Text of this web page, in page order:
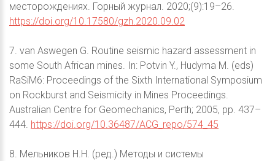
месторождениях. Горный журнал. 2020;(9):19–26.
https://doi.org/10.17580/gzh.2020.09.02
7. van Aswegen G. Routine seismic hazard assessment in
some South African mines. In: Potvin Y., Hudyma M. (eds)
RaSiM6: Proceedings of the Sixth International Symposium
on Rockburst and Seismicity in Mines Proceedings.
Australian Centre for Geomechanics, Perth; 2005, pp. 437–
444. https://doi.org/10.36487/ACG_repo/574_45
8. Мельников Н.Н. (ред.) Методы и системы